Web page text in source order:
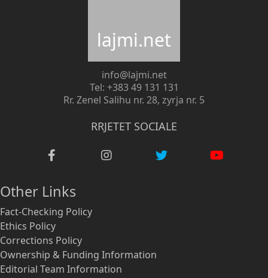
lajmi.net
info@lajmi.net
Tel: +383 49 131 131
Rr. Zenel Salihu nr. 28, zyrja nr. 5
RRJETET SOCIALE
Other Links
Fact-Checking Policy
Ethics Policy
Corrections Policy
Ownership & Funding Information
Editorial Team Information